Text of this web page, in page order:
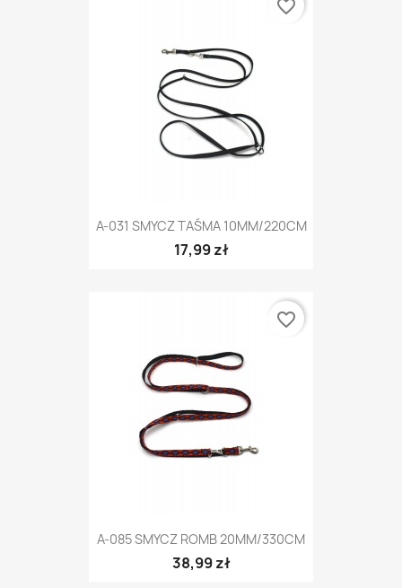
A-031 SMYCZ TAŚMA 10MM/220CM
17,99 zł
favorite_border
A-085 SMYCZ ROMB 20MM/330CM
38,99 zł
favorite_border